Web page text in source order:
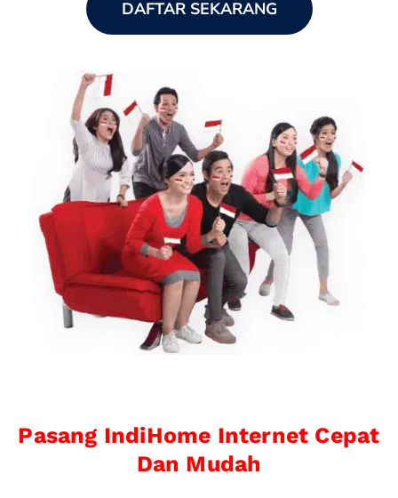
DAFTAR SEKARANG
Pasang IndiHome Internet Cepat
Dan Mudah